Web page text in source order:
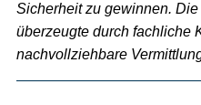
Sicherheit zu gewinnen.
überzeugte durch fachliche
nachvollziehbare